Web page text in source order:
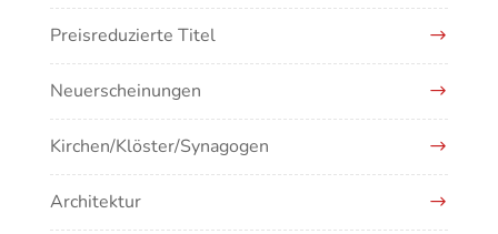
Preisreduzierte Titel
Neuerscheinungen
Kirchen/Klöster/Synagogen
Architektur